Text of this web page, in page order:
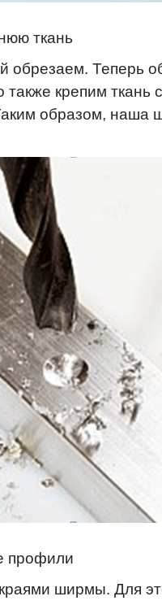
ткань
обрезаем. Теперь
также крепим
образом, наша
профили
ширмы. Для